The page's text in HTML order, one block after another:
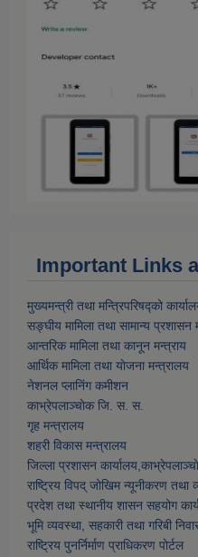
Important Links
मुख्यमन्त्री तथा मन्त्रिपरिषद्को
सङ्घीय मामिला तथा सामान्य प्रशासन
आन्तरिक मामिला तथा कानून मन्त्राय
आर्थिक मामिला तथा याेजना मन्त्रालय
नेशनल प्लानिंग कमीशन
काभ्रेपलाञ्चाेक जि. स. स.
गृह मन्त्रालय
शहरी विकास मन्त्रालय
जिल्ला प्रशासन
राष्ट्रिय विपद् जोखिम न्यूनीकरण तथा
प्रदेश तथा स्थानीय शासन सहयोग
भूमि व्यवस्था, सहकारी तथा गरिबी
राष्ट्रिय पुनर्निर्माण प्राधिकरण पोर्टल